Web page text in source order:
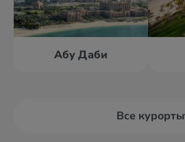
Абу Даби
Все курорты